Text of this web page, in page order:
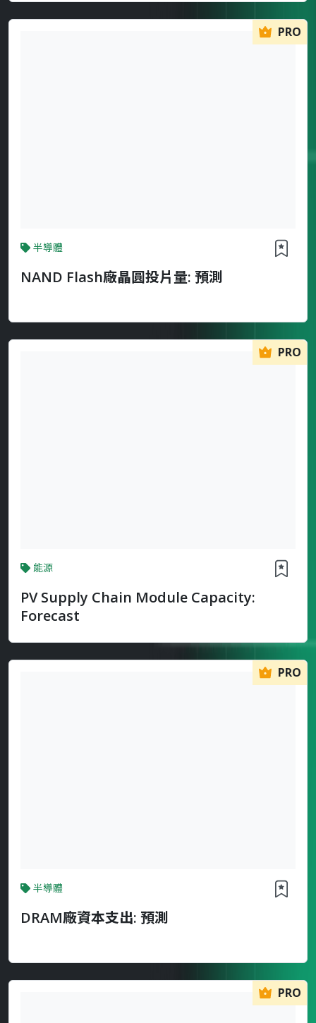
PRO
半導體
NAND Flash廠晶圓投片量: 預測
PRO
能源
PV Supply Chain Module Capacity:
Forecast
PRO
半導體
DRAM廠資本支出: 預測
PRO